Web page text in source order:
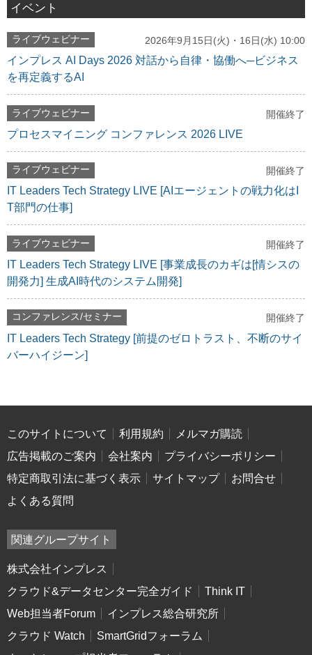
イベント
ライブウェビナー 2026年9月15日(火)・16日(水) 10:00
インプレス AI Days 2026 対話から自律・協働へ─ビジネス
を再定義するAI
ライブウェビナー 開催終了
プロセスマイニング コンファレンス 2026 LIVE
ライブウェビナー 開催終了
IT Leaders Tech Strategy LIVE [AIエージェントの戦力化はI
T部門の仕事]
ライブウェビナー 開催終了
IT Leaders Tech Strategy LIVE [事業成長のカギは[情シスの
開発力] 生成AI時代のシステム開発]
コンファレンス/セミナー 開催終了
IT Leaders Tech Strategy [前提のゼロトラスト、不断のサイ
バーハイジーン]
このサイトについて 利用規約
メルマガ購読
広告掲載のご案内
会社案内
プライバシーポリシー
特定商取引法に基づく表示
サイトマップ
お問合せ
よくある質問
関連グループサイト
株式会社インプレス
クラウド&データセンター完全ガイド
Think IT
Web担当者Forum
インプレス総合研究所
クラウド Watch
SmartGridフォーラム